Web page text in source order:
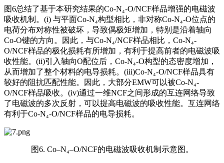
图6总结了基于本研究结果的Co-N₄-O/NCF样品增强的电磁波
吸收机制。(i) 与平面Co-N₄构型相比，非对称Co-N₄-O位点的
电荷分布对称性被破坏，导致偶极矩增加，特别是沿着轴向
Co-O键的方向。因此，与Co-N₄/NCF样品相比，Co-N₄-
O/NCF样品的极化损耗有所增加，有利于提高前者的电磁波吸
收性能。(ii)引入轴向O配位后，Co-N₄-O构型的态密度增加，
从而增加了整个材料的电导损耗。(iii)Co-N₄-O/NCF样品具有
较好的阻抗匹配性能。因此，大部分EMW可以被Co-N₄-
O/NCF样品吸收。(iv)通过一维NCF之间形成的互连网络导致
了电磁波的多次反射，可以提高电磁波的吸收性能。互连网络
有利于Co-N₄-O/NCF样品的电导损耗。
图6. Co–N₄–O/NCF的电磁波吸收机制示意图。